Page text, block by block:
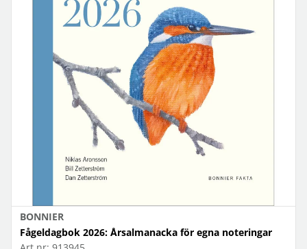
BONNIER
Fågeldagbok 2026: Årsalmanacka för egna noteringar